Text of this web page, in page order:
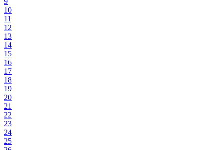
10
11
12
13
14
15
16
17
18
19
20
21
22
23
24
25